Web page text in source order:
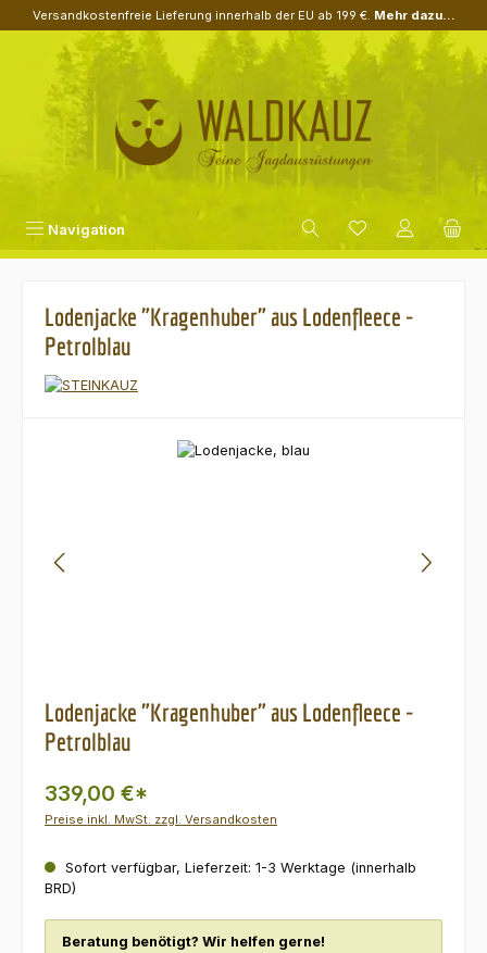
Zum Hauptinhalt springen
Versandkostenfreie Lieferung innerhalb der EU ab 199 €. Mehr dazu...
Navigation
Lodenjacke "Kragenhuber" aus Lodenfleece -
Petrolblau
Bildergalerie überspringen
Lodenjacke "Kragenhuber" aus Lodenfleece -
Petrolblau
339,00 €*
Preise inkl. MwSt. zzgl. Versandkosten
Sofort verfügbar, Lieferzeit: 1-3 Werktage (innerhalb
BRD)
Beratung benötigt? Wir helfen gerne!